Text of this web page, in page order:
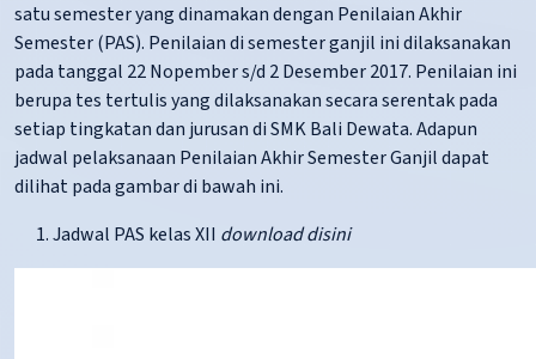
satu semester yang dinamakan dengan Penilaian Akhir
Semester (PAS). Penilaian di semester ganjil ini dilaksanakan
pada tanggal 22 Nopember s/d 2 Desember 2017. Penilaian ini
berupa tes tertulis yang dilaksanakan secara serentak pada
setiap tingkatan dan jurusan di SMK Bali Dewata. Adapun
jadwal pelaksanaan Penilaian Akhir Semester Ganjil dapat
dilihat pada gambar di bawah ini.
Jadwal PAS kelas XII download disini